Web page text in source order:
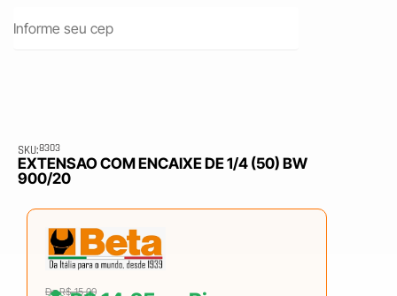
SKU:8303
EXTENSAO COM ENCAIXE DE 1/4 (50) BW
900/20
DeR$15,00